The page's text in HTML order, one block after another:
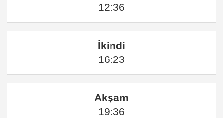
12:36
İkindi
16:23
Akşam
19:36